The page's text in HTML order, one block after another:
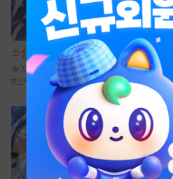
소설 신객 [단행본]
7.8만
#신무협 복수물 #성장물